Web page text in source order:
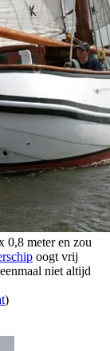
0,8 meter en zou
oogt vrij
niet altijd
)